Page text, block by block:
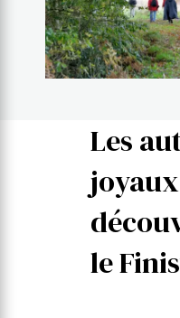
Les
le